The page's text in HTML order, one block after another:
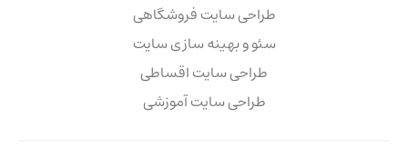
طراحی سایت فروشگاهی
سئو و بهینه سازی سایت
طراحی سایت اقساطی
طراحی سایت آموزشی